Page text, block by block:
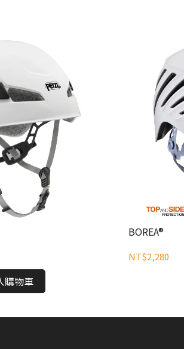
購物車
BOREA®
NT$2,280